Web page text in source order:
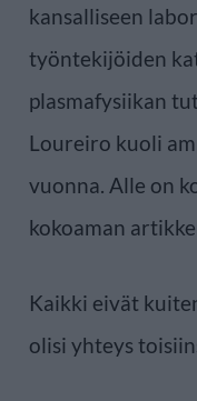
kansalliseen
työntekijöiden
plasmafysiikan
Loureiro kuoli
vuonna. Alle on
kokoaman
Kaikki eivät
olisi yhteys